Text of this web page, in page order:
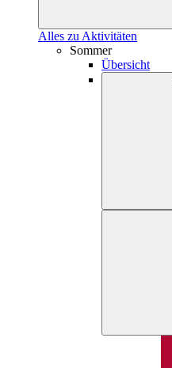
Alles zu Aktivitäten
Sommer
Übersicht